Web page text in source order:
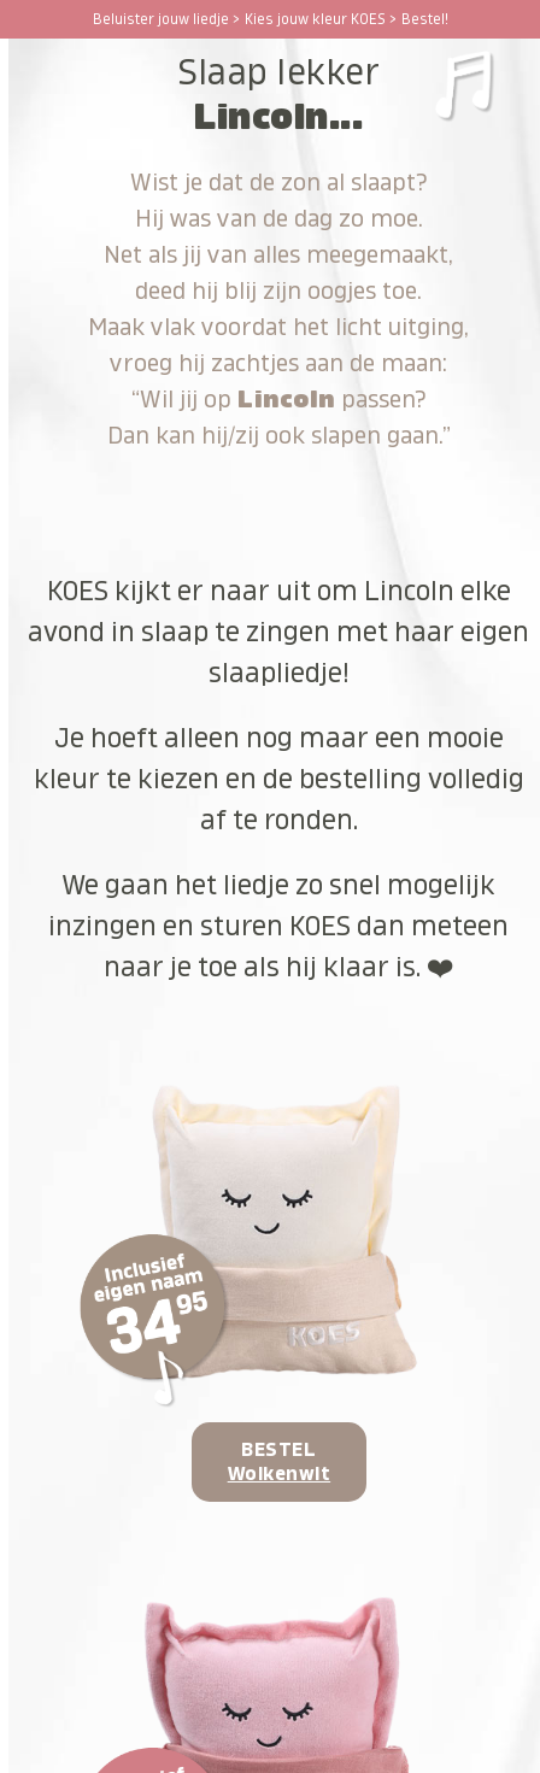
Beluister jouw liedje > Kies jouw kleur KOES > Bestel!
Open
Close
Slaap lekker
Lincoln...
Wist je dat de zon al slaapt?
Hij was van de dag zo moe.
Net als jij van alles meegemaakt,
deed hij blij zijn oogjes toe.
Maak vlak voordat het licht uitging,
vroeg hij zachtjes aan de maan:
“Wil jij op Lincoln passen?
Dan kan hij/zij ook slapen gaan.”
KOES kijkt er naar uit om Lincoln elke
avond in slaap te zingen met haar eigen
slaapliedje!
Je hoeft alleen nog maar een mooie
kleur te kiezen en de bestelling volledig
af te ronden.
We gaan het liedje zo snel mogelijk
inzingen en sturen KOES dan meteen
naar je toe als hij klaar is. ❤️
BESTEL
Wolkenwit